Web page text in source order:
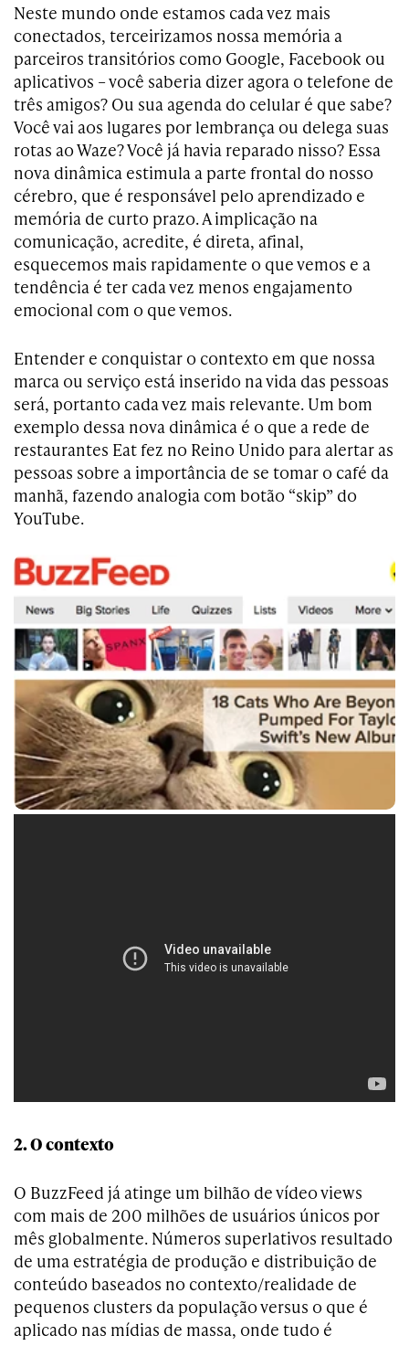
Neste mundo onde estamos cada vez mais
conectados, terceirizamos nossa memória a
parceiros transitórios como Google, Facebook ou
aplicativos – você saberia dizer agora o telefone de
três amigos? Ou sua agenda do celular é que sabe?
Você vai aos lugares por lembrança ou delega suas
rotas ao Waze? Você já havia reparado nisso? Essa
nova dinâmica estimula a parte frontal do nosso
cérebro, que é responsável pelo aprendizado e
memória de curto prazo. A implicação na
comunicação, acredite, é direta, afinal,
esquecemos mais rapidamente o que vemos e a
tendência é ter cada vez menos engajamento
emocional com o que vemos.
Entender e conquistar o contexto em que nossa
marca ou serviço está inserido na vida das pessoas
será, portanto cada vez mais relevante. Um bom
exemplo dessa nova dinâmica é o que a rede de
restaurantes Eat fez no Reino Unido para alertar as
pessoas sobre a importância de se tomar o café da
manhã, fazendo analogia com botão “skip” do
YouTube.
2. O contexto
O BuzzFeed já atinge um bilhão de vídeo views
com mais de 200 milhões de usuários únicos por
mês globalmente. Números superlativos resultado
de uma estratégia de produção e distribuição de
conteúdo baseados no contexto/realidade de
pequenos clusters da população versus o que é
aplicado nas mídias de massa, onde tudo é